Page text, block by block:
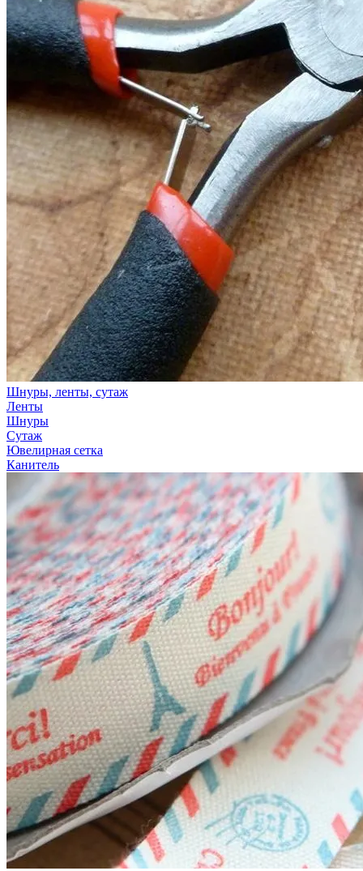
Шнуры, ленты, сутаж
Ленты
Шнуры
Сутаж
Ювелирная сетка
Канитель